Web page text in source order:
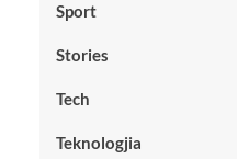
Sport
Stories
Tech
Teknologjia